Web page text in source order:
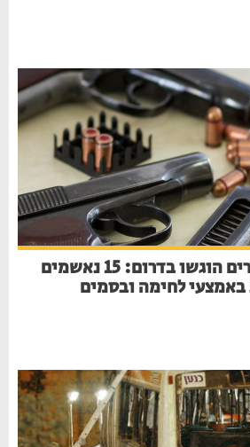
כתבי אישום חמורים הוגשו בדרום: 15 נאשמים
לחימה ובסמים